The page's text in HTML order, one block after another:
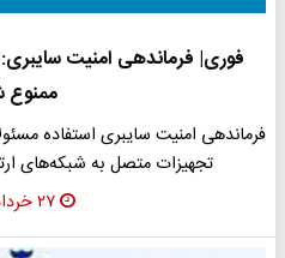
فوری| فرماندهی امنیت سایبری:
ممنوع
فرماندهی امنیت سایبری استفاده
تجهیزات متصل به شبکه‌های
۲۷ خرداد ۱۴۰۴